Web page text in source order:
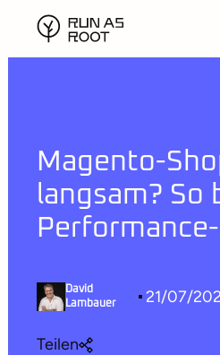
Magento-
langsam? So
David
Lambauer
21/07/
Teilen